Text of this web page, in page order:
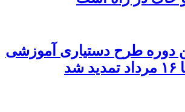
دوره طرح دستیاری آموزشی